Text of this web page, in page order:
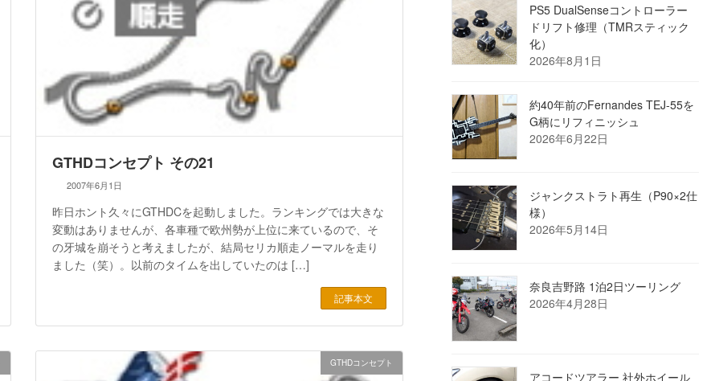
GTHDコンセプト その21
2007年6月1日
昨日ホント久々にGTHDCを起動しました。ランキングでは大きな
変動はありませんが、各車種で欧州勢が上位に来ているので、そ
の牙城を崩そうと考えましたが、結局セリカ順走ノーマルを走り
ました（笑）。以前のタイムを出していたのは […]
記事本文
GTHDコンセプト
PS5 DualSenseコントローラー
ドリフト修理（TMRスティック
化）
2026年8月1日
約40年前のFernandes TEJ-55を
G柄にリフィニッシュ
2026年6月22日
ジャンクストラト再生（P90×2仕
様）
2026年5月14日
奈良吉野路 1泊2日ツーリング
2026年4月28日
アコードツアラー 社外ホイール